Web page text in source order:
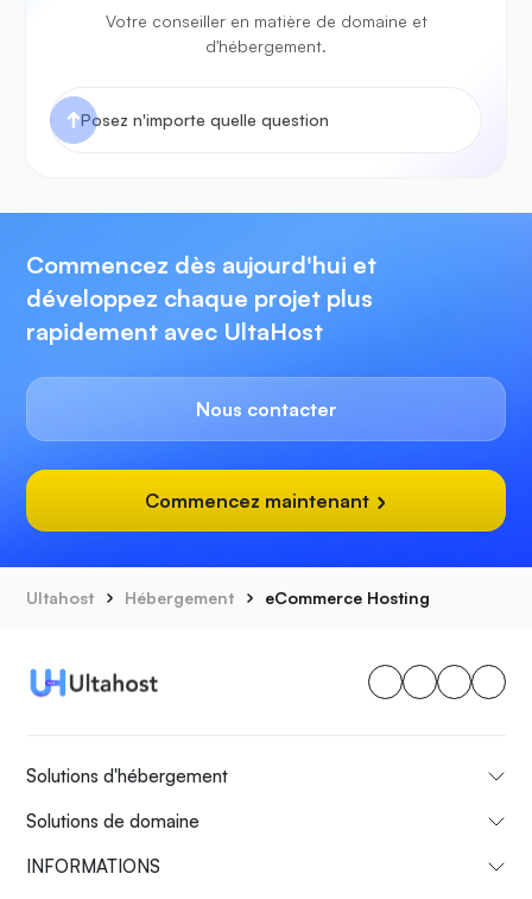
Votre conseiller en matière de domaine et
d'hébergement.
Commencez dès aujourd'hui et
développez chaque projet plus
rapidement avec UltaHost
Nous contacter
Commencez maintenant
Ultahost Hébergement eCommerce Hosting
Solutions d'hébergement
Solutions de domaine
INFORMATIONS